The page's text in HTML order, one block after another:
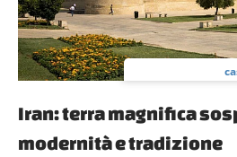
Iran: terra magnifica
modernità e tradizione